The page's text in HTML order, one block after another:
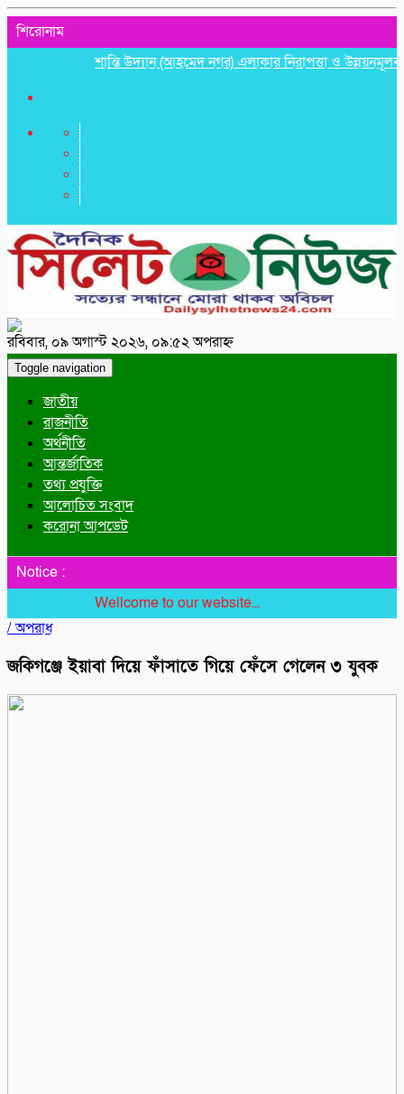
শিরোনাম
শান্তি উদ্যান (আহমেদ নগর) এলাকার নিরাপত্তা ও উন্নয়নমূলক
রবিবার, ০৯ অগাস্ট ২০২৬, ০৯:৫২ অপরাহ্ন
Toggle navigation
জাতীয়
রাজনীতি
অর্থনীতি
আন্তর্জাতিক
তথ্য প্রযুক্তি
আলোচিত সংবাদ
করোনা আপডেট
Notice :
Wellcome to our website...
/অপরাধ
জকিগঞ্জে ইয়াবা দিয়ে ফাঁসাতে গিয়ে ফেঁসে গেলেন ৩ যুবক